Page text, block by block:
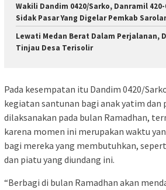
Wakili Dandim 0420/Sarko, Danramil
Sidak Pasar Yang Digelar Pemkab
Lewati Medan Berat Dalam Perjalanan,
Tinjau Desa Terisolir
Pada kesempatan itu Dandim 0420/
kegiatan santunan bagi anak yatim dan
dilaksanakan pada bulan Ramadhan,
karena momen ini merupakan waktu
bagi mereka yang membutuhkan,
dan piatu yang diundang ini.
“Berbagi di bulan Ramadhan akan